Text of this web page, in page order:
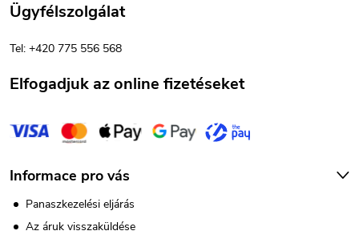
s
e
l
e
m
e
i
é
c
Ügyfélszolgálat
Tel: +420 775 556 568
Elfogadjuk az online fizetéseket
Informace pro vás
Panaszkezelési eljárás
Az áruk visszaküldése